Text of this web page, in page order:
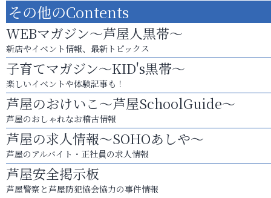
その他のContents
WEBマガジン～芦屋人黒帯～
新店やイベント情報、最新トピックス
子育てマガジン～KID's黒帯～
楽しいイベントや体験記事も！
芦屋のおけいこ～芦屋SchoolGuide～
芦屋のおしゃれなお稽古情報
芦屋の求人情報～SOHOあしや～
芦屋のアルバイト・正社員の求人情報
芦屋安全掲示板
芦屋警察と芦屋防犯協会協力の事件情報